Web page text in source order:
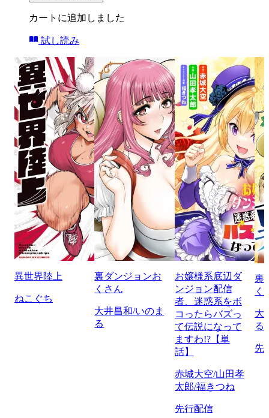
カートに追加しました
試し読み
異世界陸上
ねこぐち
裏ダンジョンお
くさん
大井昌和/いのま
る
お嬢様系底辺ダ
ンジョン配信
者、迷惑系をボ
コったらバズっ
て伝説になって
ますわ!?【単
話】
赤城大空/山田孝
太郎/福きつね
先行配信
裏
く
大
る
先